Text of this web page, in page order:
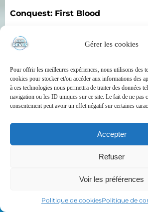
Gérer les cookies
Pour offrir les meilleures expériences, nous utilisons des
cookies pour stocker et/ou accéder aux informations des
à ces technologies nous permettra de traiter des données
navigation ou les ID uniques sur ce site. Le fait de ne pas
consentement peut avoir un effet négatif sur certaines
Accepter
Refuser
Voir les préférences
Politique de cookiesPolitique de
Conquest: First Blood
figurines mais avec un effectif
de découvrir facilement le
de jouer des parties plus
de commencer une
progressivement ;
figurines.
Les deux formats partagent le
les mêmes armées, ce qui facilite
Un univers fantasy original :
Conquest ne reprend pas les